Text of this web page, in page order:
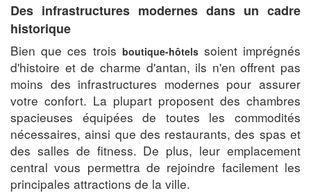
Des infrastructures modernes dans un cadre
historique
Bien que ces trois boutique-hôtelssoient imprégnés
d'histoire et de charme d'antan, ils n'en offrent pas
moins des infrastructures modernes pour assurer
votre confort. La plupart proposent des chambres
spacieuses équipées de toutes les commodités
nécessaires, ainsi que des restaurants, des spas et
des salles de fitness. De plus, leur emplacement
central vous permettra de rejoindre facilement les
principales attractions de la ville.